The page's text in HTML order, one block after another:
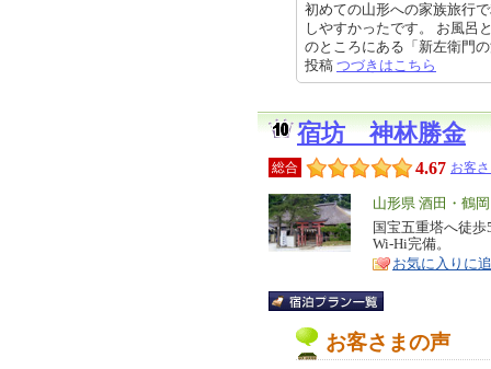
初めての山形への家族旅行
しやすかったです。 お風呂
のところにある「新左衛門
投稿 つづきはこちら
宿坊 神林勝金
総合 4.67 お客
エ
リ
ア
山形県 酒田・鶴
特
徴
国宝五重塔へ徒
Wi-Hi完備。
お気に入りに
お客さまの声